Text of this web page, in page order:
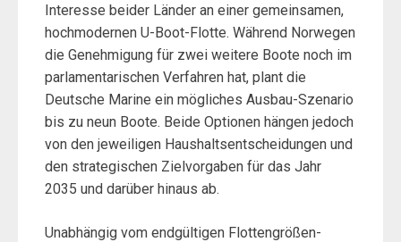
Interesse beider Länder an einer gemeinsamen,
hochmodernen U-Boot-Flotte. Während Norwegen
die Genehmigung für zwei weitere Boote noch im
parlamentarischen Verfahren hat, plant die
Deutsche Marine ein mögliches Ausbau-Szenario
bis zu neun Boote. Beide Optionen hängen jedoch
von den jeweiligen Haushaltsentscheidungen und
den strategischen Zielvorgaben für das Jahr
2035 und darüber hinaus ab.
Unabhängig vom endgültigen Flottengrößen-